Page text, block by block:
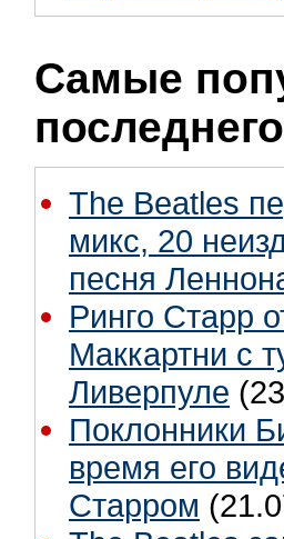
Самые
The Beatles
микс, 20
песня
Ринго Старр
Маккартни с
Ливерпуле
Поклонники
время его
Старром